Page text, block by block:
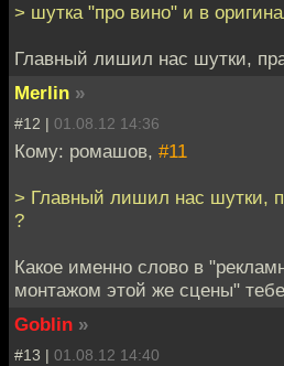
> шутка "про вино" и в
Главный лишил нас шутки,
Merlin »
#12 | 01.08.12 14:36
Кому: ромашов, #11
> Главный лишил нас шутки,
?
Какое именно слово в
монтажом этой же сцены"
Goblin »
#13 | 01.08.12 14:40